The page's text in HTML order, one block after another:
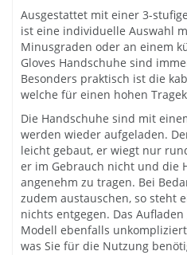
Ausgestattet mit einer 3-
ist eine individuelle Auswahl
Minusgraden oder an einem
Gloves Handschuhe sind
Besonders praktisch ist die
welche für einen hohen
Die Handschuhe sind mit
werden wieder aufgeladen.
leicht gebaut, er wiegt nur
er im Gebrauch nicht und die
angenehm zu tragen. Bei
zudem austauschen, so steht
nichts entgegen. Das
Modell ebenfalls
was Sie für die Nutzung